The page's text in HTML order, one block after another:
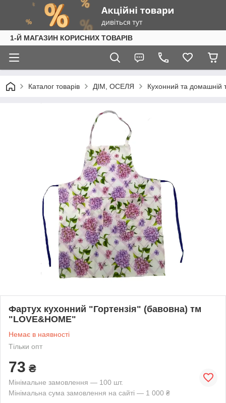
1-Й МАГАЗИН КОРИСНИХ ТОВАРІВ
Каталог товарів ДІМ, ОСЕЛЯ Кухонний та домашній
Фартух кухонний "Гортензія" (бавовна) тм
"LOVE&HOME"
Немає в наявності
Тільки опт
73 ₴
Мінімальне замовлення — 100 шт.
Мінімальна сума замовлення на сайті — 1 000 ₴